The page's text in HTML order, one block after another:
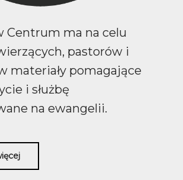
Centrum ma na celu
pastorów i
materiały pomagające
i służbę
na ewangelii.